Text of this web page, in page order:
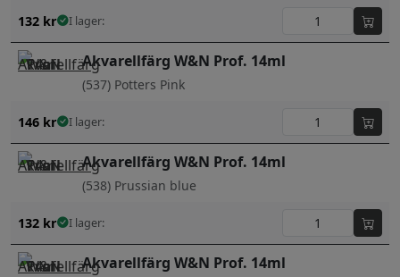
132 kr I lager:
Akvarellfärg W&N Prof. 14ml
(537) Potters Pink
146 kr I lager:
Akvarellfärg W&N Prof. 14ml
(538) Prussian blue
132 kr I lager:
Akvarellfärg W&N Prof. 14ml